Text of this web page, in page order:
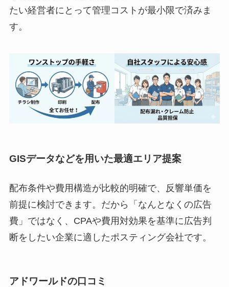
たい経営者にとって管理コストが最小限で済みま
す。
GISデータなどを用いた最適エリア提案
配布条件や費用構造が比較的明確で、反響単価を
前提に検討できます。だから「なんとなくの広告
費」ではなく、CPAや費用対効果を基準に広告判
断をしたい企業に適したポスティング会社です。
アドワールドの口コミ